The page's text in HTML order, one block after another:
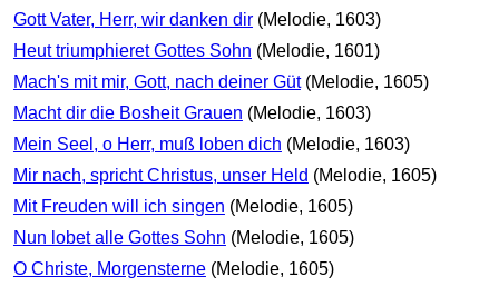
Gott Vater, Herr, wir danken dir (Melodie, 1603)
Heut triumphieret Gottes Sohn (Melodie, 1601)
Mach's mit mir, Gott, nach deiner Güt (Melodie, 1605)
Macht dir die Bosheit Grauen (Melodie, 1603)
Mein Seel, o Herr, muß loben dich (Melodie, 1603)
Mir nach, spricht Christus, unser Held (Melodie, 1605)
Mit Freuden will ich singen (Melodie, 1605)
Nun lobet alle Gottes Sohn (Melodie, 1605)
O Christe, Morgensterne (Melodie, 1605)